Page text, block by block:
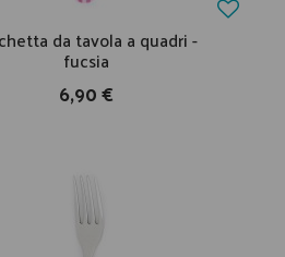
da tavola a quadri -
fucsia
6,90 €